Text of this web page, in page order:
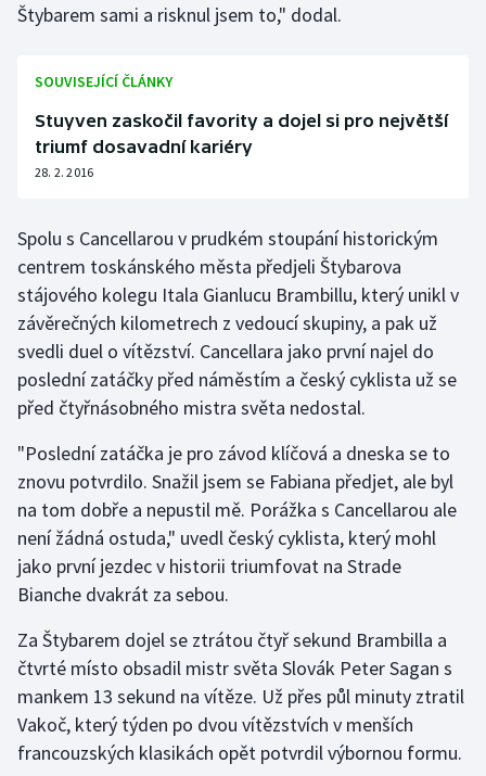
Lyže a snowboard
Moderní pětiboj
Motorsport
Olympijské hry
Parasport
Plavání
Plážový volejbal
Ragby
Rychlostní kanoistika
Short track
Sportovní střelba
Stolní tenis
Triatlon
Veslování
Štybarem sami a risknul jsem to," dodal.
SOUVISEJÍCÍ ČLÁNKY
Stuyven zaskočil favority a dojel si pro největší
triumf dosavadní kariéry
28. 2. 2016
Spolu s Cancellarou v prudkém stoupání historickým
centrem toskánského města předjeli Štybarova
stájového kolegu Itala Gianlucu Brambillu, který unikl v
závěrečných kilometrech z vedoucí skupiny, a pak už
svedli duel o vítězství. Cancellara jako první najel do
poslední zatáčky před náměstím a český cyklista už se
před čtyřnásobného mistra světa nedostal.
"Poslední zatáčka je pro závod klíčová a dneska se to
znovu potvrdilo. Snažil jsem se Fabiana předjet, ale byl
na tom dobře a nepustil mě. Porážka s Cancellarou ale
není žádná ostuda," uvedl český cyklista, který mohl
jako první jezdec v historii triumfovat na Strade
Bianche dvakrát za sebou.
Za Štybarem dojel se ztrátou čtyř sekund Brambilla a
čtvrté místo obsadil mistr světa Slovák Peter Sagan s
mankem 13 sekund na vítěze. Už přes půl minuty ztratil
Vakoč, který týden po dvou vítězstvích v menších
francouzských klasikách opět potvrdil výbornou formu.